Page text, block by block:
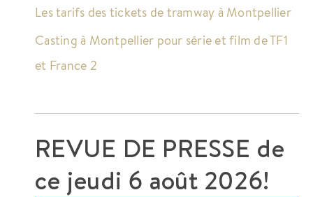
Les tarifs des tickets de tramway à Montpellier
Casting à Montpellier pour série et film de TF1
et France 2
REVUE DE PRESSE de
ce jeudi 6 août 2026!